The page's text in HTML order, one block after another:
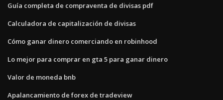
Guía completa de compraventa de divisas pdf
Calculadora de capitalización de divisas
Cómo ganar dinero comerciando en robinhood
Lo mejor para comprar en gta 5 para ganar dinero
Valor de moneda bnb
Apalancamiento de forex de tradeview